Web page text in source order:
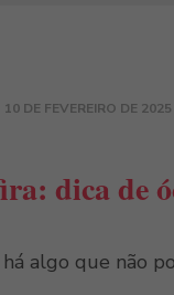
10 DE FEVEREIRO DE 2025
dica de
há algo que não